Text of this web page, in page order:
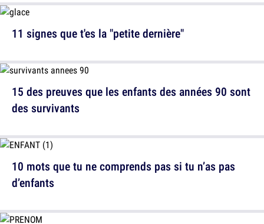
11 signes que t'es la "petite dernière"
10 mots que tu ne comprends pas si tu n’as pas
d’enfants
15 des preuves que les enfants des années 90 sont
des survivants